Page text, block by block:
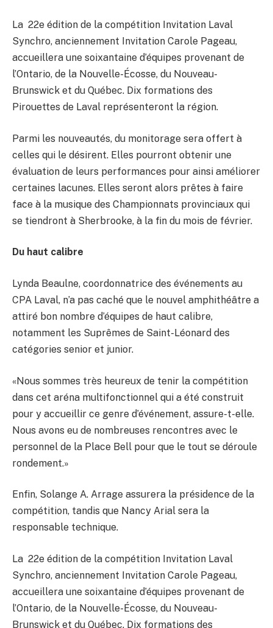
La 22e édition de la compétition Invitation Laval
Synchro, anciennement Invitation Carole Pageau,
accueillera une soixantaine d’équipes provenant de
l’Ontario, de la Nouvelle-Écosse, du Nouveau-
Brunswick et du Québec. Dix formations des
Pirouettes de Laval représenteront la région.
Parmi les nouveautés, du monitorage sera offert à
celles qui le désirent. Elles pourront obtenir une
évaluation de leurs performances pour ainsi améliorer
certaines lacunes. Elles seront alors prêtes à faire
face à la musique des Championnats provinciaux qui
se tiendront à Sherbrooke, à la fin du mois de février.
Du haut calibre
Lynda Beaulne, coordonnatrice des événements au
CPA Laval, n’a pas caché que le nouvel amphithéâtre a
attiré bon nombre d’équipes de haut calibre,
notamment les Suprêmes de Saint-Léonard des
catégories senior et junior.
«Nous sommes très heureux de tenir la compétition
dans cet aréna multifonctionnel qui a été construit
pour y accueillir ce genre d’événement, assure-t-elle.
Nous avons eu de nombreuses rencontres avec le
personnel de la Place Bell pour que le tout se déroule
rondement.»
Enfin, Solange A. Arrage assurera la présidence de la
compétition, tandis que Nancy Arial sera la
responsable technique.
La 22e édition de la compétition Invitation Laval
Synchro, anciennement Invitation Carole Pageau,
accueillera une soixantaine d’équipes provenant de
l’Ontario, de la Nouvelle-Écosse, du Nouveau-
Brunswick et du Québec. Dix formations des